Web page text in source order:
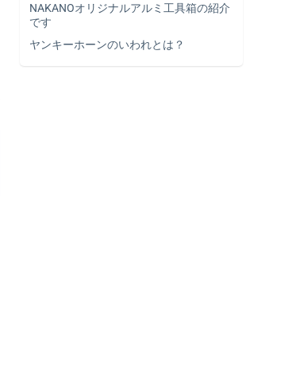
NAKANOオリジナルアルミ工具箱の紹介
です
ヤンキーホーンのいわれとは？